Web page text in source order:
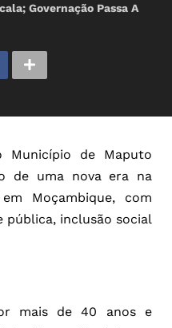
Governação Passa A
Município de Maputo
de uma nova era na
Moçambique, com
pública, inclusão social
mais de 40 anos e